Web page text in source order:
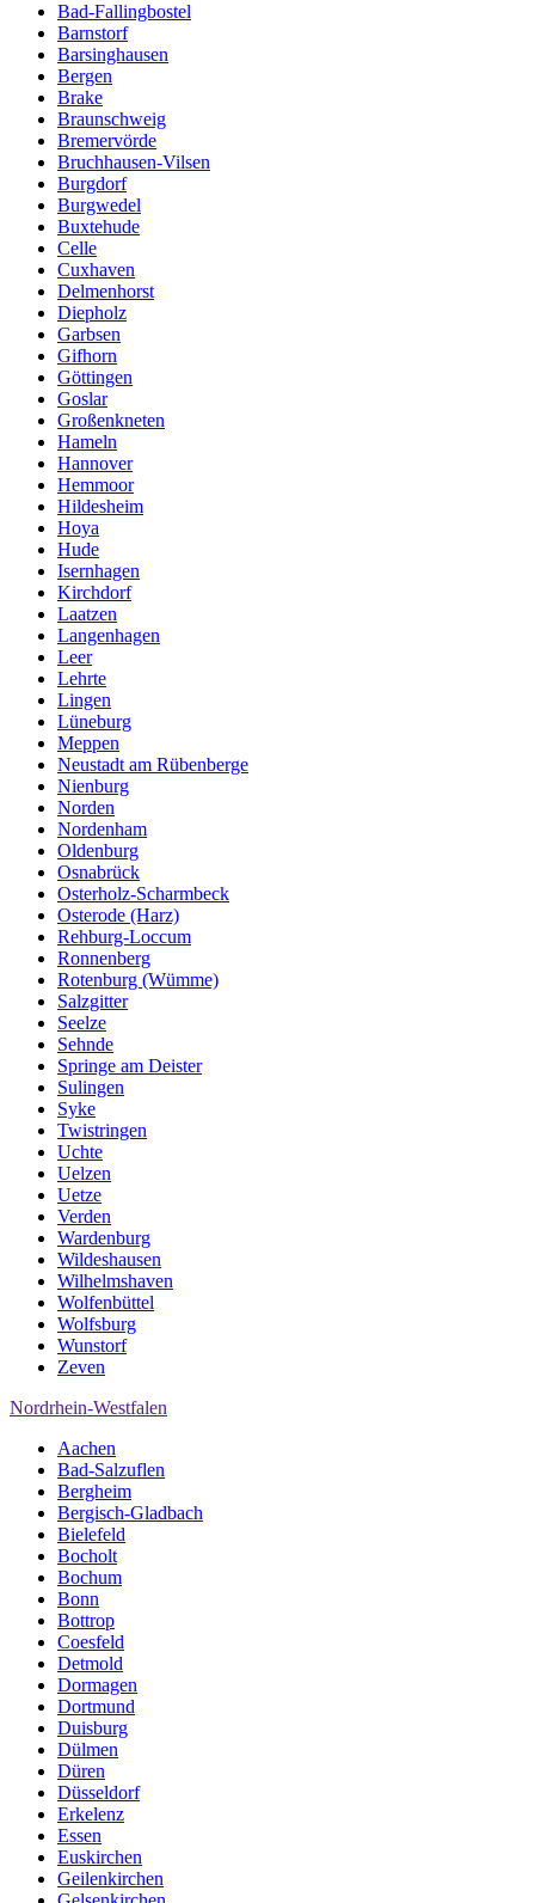
Bad-Fallingbostel
Barnstorf
Barsinghausen
Bergen
Brake
Braunschweig
Bremervörde
Bruchhausen-Vilsen
Burgdorf
Burgwedel
Buxtehude
Celle
Cuxhaven
Delmenhorst
Diepholz
Garbsen
Gifhorn
Göttingen
Goslar
Großenkneten
Hameln
Hannover
Hemmoor
Hildesheim
Hoya
Hude
Isernhagen
Kirchdorf
Laatzen
Langenhagen
Leer
Lehrte
Lingen
Lüneburg
Meppen
Neustadt am Rübenberge
Nienburg
Norden
Nordenham
Oldenburg
Osnabrück
Osterholz-Scharmbeck
Osterode (Harz)
Rehburg-Loccum
Ronnenberg
Rotenburg (Wümme)
Salzgitter
Seelze
Sehnde
Springe am Deister
Sulingen
Syke
Twistringen
Uchte
Uelzen
Uetze
Verden
Wardenburg
Wildeshausen
Wilhelmshaven
Wolfenbüttel
Wolfsburg
Wunstorf
Zeven
Nordrhein-Westfalen
Aachen
Bad-Salzuflen
Bergheim
Bergisch-Gladbach
Bielefeld
Bocholt
Bochum
Bonn
Bottrop
Coesfeld
Detmold
Dormagen
Dortmund
Duisburg
Dülmen
Düren
Düsseldorf
Erkelenz
Essen
Euskirchen
Geilenkirchen